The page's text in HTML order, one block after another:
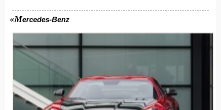
«Mercedes-Benz